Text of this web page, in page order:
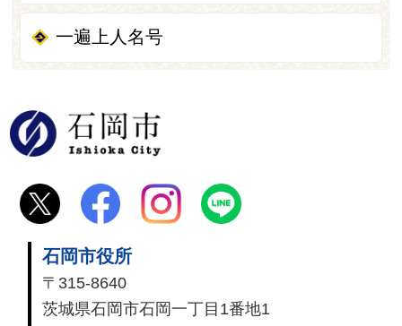
一遍上人名号
石岡市役所
〒315-8640
茨城県石岡市石岡一丁目1番地1